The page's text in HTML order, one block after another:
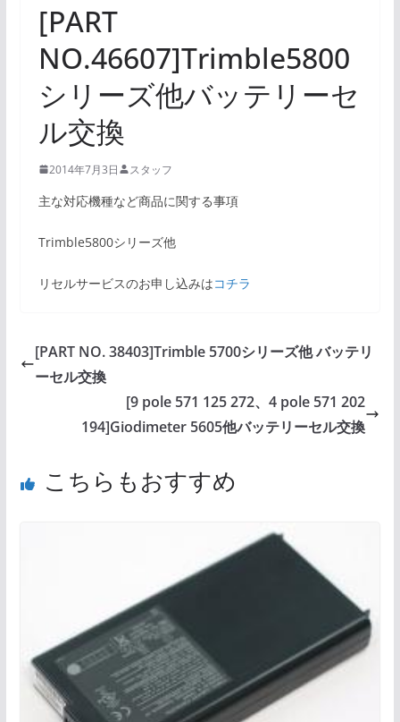
[PART
NO.46607]Trimble5800
シリーズ他バッテリーセ
ル交換
2014年7月3日 スタッフ
主な対応機種など商品に関する事項
Trimble5800シリーズ他
リセルサービスのお申し込みはコチラ
[PART NO. 38403]Trimble 5700シリーズ他 バッテリ
ーセル交換
[9 pole 571 125 272、4 pole 571 202
194]Giodimeter 5605他バッテリーセル交換
こちらもおすすめ